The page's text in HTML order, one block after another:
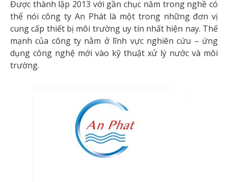
Được thành lập 2013 với gần chục năm trong nghề có
thể nói công ty An Phát là một trong những đơn vị
cung cấp thiết bị môi trường uy tín nhất hiện nay. Thế
mạnh của công ty nằm ở lĩnh vực nghiên cứu – ứng
dụng công nghệ mới vào kỹ thuật xử lý nước và môi
trường.